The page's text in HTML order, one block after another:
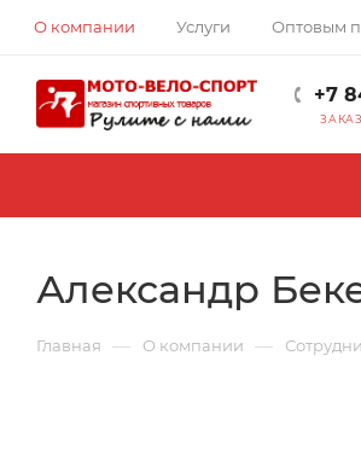
О компании Услуги Оптовым
+7
Александр
Главная — О компании —